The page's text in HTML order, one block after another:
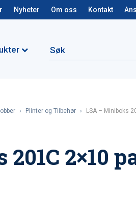
Nyheter Om oss Kontakt
› Plinter og Tilbehør › LSA – Miniboks
2×10